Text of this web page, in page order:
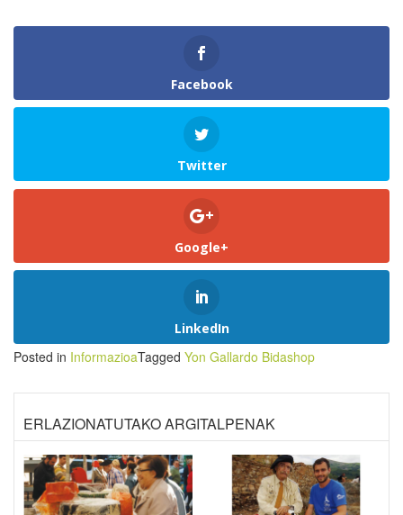
Facebook
Twitter
Google+
LinkedIn
Posted in InformazioaTagged Yon Gallardo Bidashop
ERLAZIONATUTAKO ARGITALPENAK